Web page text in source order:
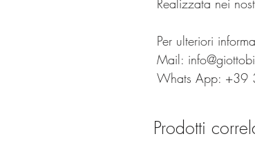
Realizzata nei
Per ulteriori
Mail:
Whats App:
Prodotti